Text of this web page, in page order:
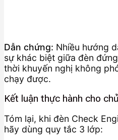
Dẫn chứng: Nhiều hướng
sự khác biệt giữa đèn
thời khuyến nghị không
chạy được.
Kết luận thực hành cho
Tóm lại, khi đèn Check
hãy dùng quy tắc 3 lớp: